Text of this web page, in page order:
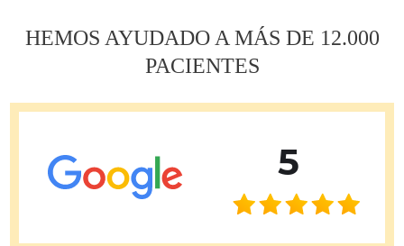
HEMOS AYUDADO A MÁS DE 12.000
PACIENTES
5